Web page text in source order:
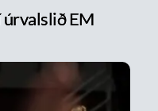
úrvalslið EM